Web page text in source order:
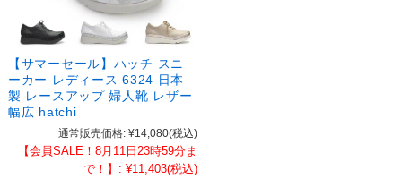
【サマーセール】ハッチ スニ
ーカー レディース 6324 日本
製 レースアップ 婦人靴 レザー
幅広 hatchi
通常販売価格: ¥14,080(税込)
【会員SALE！8月11日23時59分ま
で！】: ¥11,403(税込)